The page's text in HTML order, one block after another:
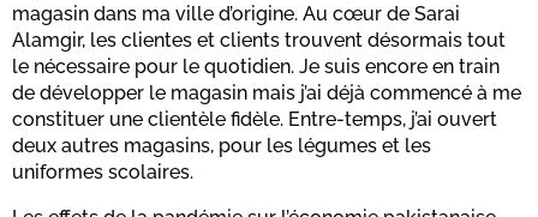
magasin dans ma ville d’origine. Au cœur de Sarai
Alamgir, les clientes et clients trouvent désormais tout
le nécessaire pour le quotidien. Je suis encore en train
de développer le magasin mais j’ai déjà commencé à me
constituer une clientèle fidèle. Entre-temps, j’ai ouvert
deux autres magasins, pour les légumes et les
uniformes scolaires.